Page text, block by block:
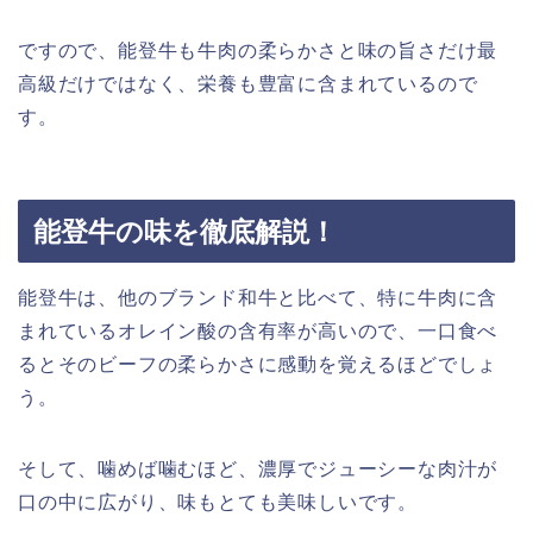
ですので、能登牛も牛肉の柔らかさと味の旨さだけ最
高級だけではなく、栄養も豊富に含まれているので
す。
能登牛の味を徹底解説！
能登牛は、他のブランド和牛と比べて、特に牛肉に含
まれているオレイン酸の含有率が高いので、一口食べ
るとそのビーフの柔らかさに感動を覚えるほどでしょ
う。
そして、噛めば噛むほど、濃厚でジューシーな肉汁が
口の中に広がり、味もとても美味しいです。